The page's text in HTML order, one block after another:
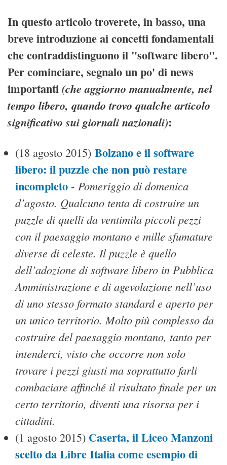
In questo articolo troverete, in basso, una
breve introduzione ai concetti fondamentali
che contraddistinguono il "software libero".
Per cominciare, segnalo un po' di news
importanti(che aggiorno manualmente, nel
tempo libero, quando trovo qualche articolo
significativo sui giornali nazionali):
(18 agosto 2015) Bolzano e il software
libero: il puzzle che non può restare
incompleto - Pomeriggio di domenica
d’agosto. Qualcuno tenta di costruire un
puzzle di quelli da ventimila piccoli pezzi
con il paesaggio montano e mille sfumature
diverse di celeste. Il puzzle è quello
dell’adozione di software libero in Pubblica
Amministrazione e di agevolazione nell’uso
di uno stesso formato standard e aperto per
un unico territorio. Molto più complesso da
costruire del paesaggio montano, tanto per
intenderci, visto che occorre non solo
trovare i pezzi giusti ma soprattutto farli
combaciare affinché il risultato finale per un
certo territorio, diventi una risorsa per i
cittadini.
(1 agosto 2015) Caserta, il Liceo Manzoni
scelto da Libre Italia come esempio di